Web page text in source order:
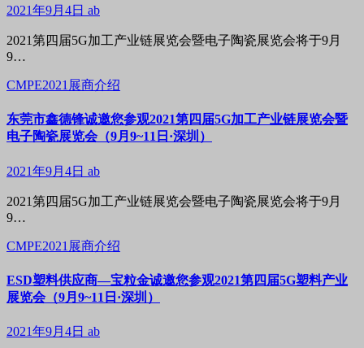
2021年9月4日 ab
2021第四届5G加工产业链展览会暨电子陶瓷展览会将于9月
9…
CMPE2021展商介绍
东莞市鑫德锋诚邀您参观2021第四届5G加工产业链展览会暨
电子陶瓷展览会（9月9~11日·深圳）
2021年9月4日 ab
2021第四届5G加工产业链展览会暨电子陶瓷展览会将于9月
9…
CMPE2021展商介绍
ESD塑料供应商—宝粒金诚邀您参观2021第四届5G塑料产业
展览会（9月9~11日·深圳）
2021年9月4日 ab